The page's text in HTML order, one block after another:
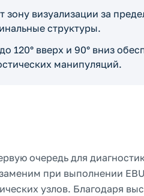
зону визуализации за
структуры.
120° вверх и 90° вниз
манипуляций.
очередь для
при выполнении
узлов. Благодаря